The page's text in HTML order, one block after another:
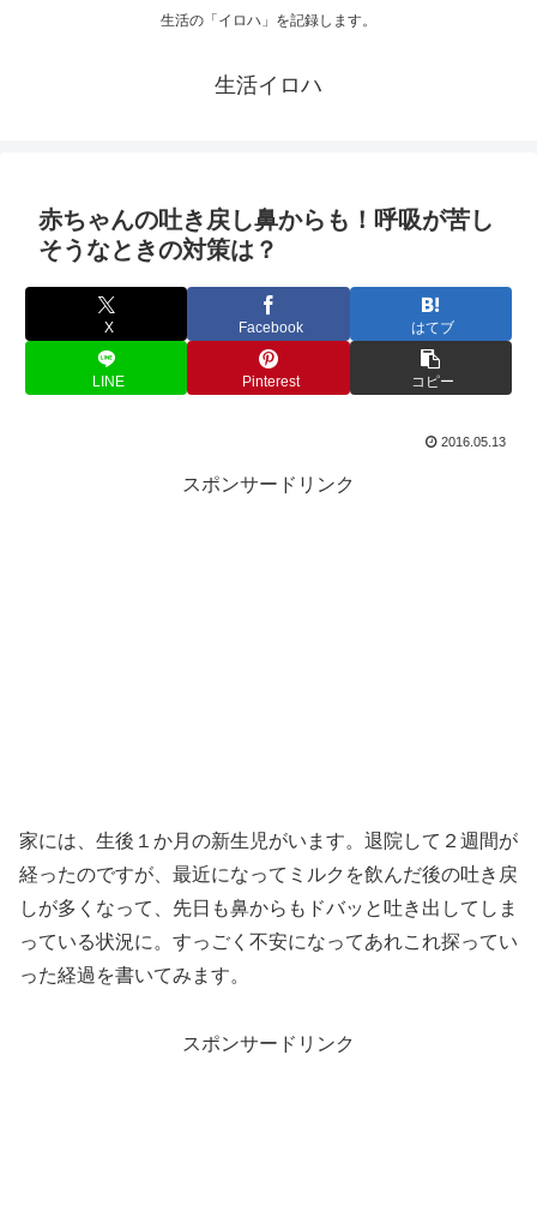
生活の「イロハ」を記録します。
生活イロハ
赤ちゃんの吐き戻し鼻からも！呼吸が苦し
そうなときの対策は？
X Facebook はてブ
LINE Pinterest コピー
2016.05.13
スポンサードリンク
家には、生後１か月の新生児がいます。退院して２週間が
経ったのですが、最近になってミルクを飲んだ後の吐き戻
しが多くなって、先日も鼻からもドバッと吐き出してしま
っている状況に。すっごく不安になってあれこれ探ってい
った経過を書いてみます。
スポンサードリンク